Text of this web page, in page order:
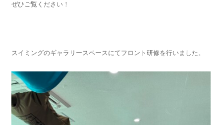
ぜひご覧ください！
スイミングのギャラリースペースにてフロント研修を行いました。